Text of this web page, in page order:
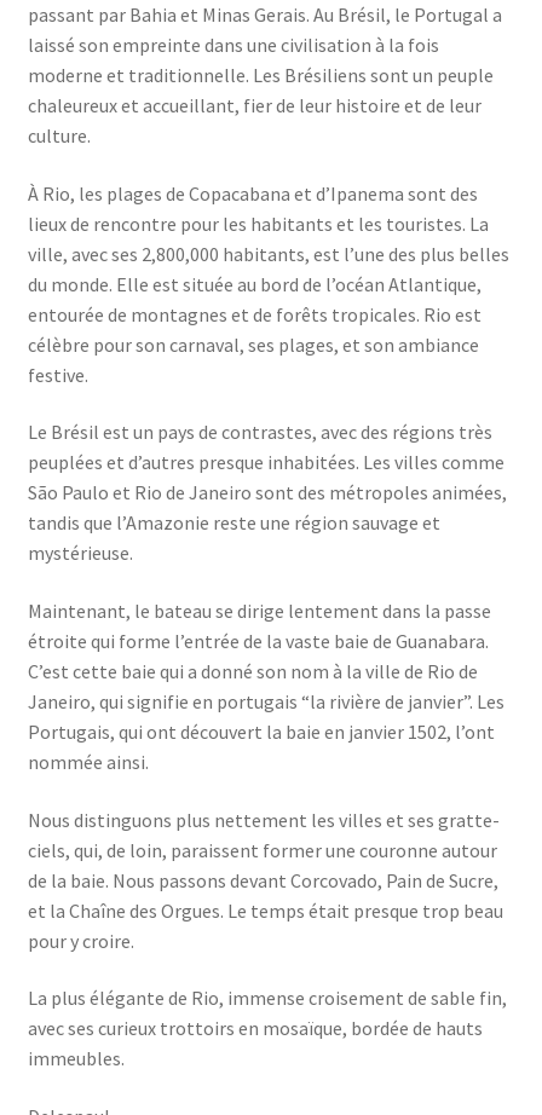
passant par Bahia et Minas Gerais. Au Brésil, le Portugal a
laissé son empreinte dans une civilisation à la fois
moderne et traditionnelle. Les Brésiliens sont un peuple
chaleureux et accueillant, fier de leur histoire et de leur
culture.
À Rio, les plages de Copacabana et d’Ipanema sont des
lieux de rencontre pour les habitants et les touristes. La
ville, avec ses 2,800,000 habitants, est l’une des plus belles
du monde. Elle est située au bord de l’océan Atlantique,
entourée de montagnes et de forêts tropicales. Rio est
célèbre pour son carnaval, ses plages, et son ambiance
festive.
Le Brésil est un pays de contrastes, avec des régions très
peuplées et d’autres presque inhabitées. Les villes comme
São Paulo et Rio de Janeiro sont des métropoles animées,
tandis que l’Amazonie reste une région sauvage et
mystérieuse.
Maintenant, le bateau se dirige lentement dans la passe
étroite qui forme l’entrée de la vaste baie de Guanabara.
C’est cette baie qui a donné son nom à la ville de Rio de
Janeiro, qui signifie en portugais “la rivière de janvier”. Les
Portugais, qui ont découvert la baie en janvier 1502, l’ont
nommée ainsi.
Nous distinguons plus nettement les villes et ses gratte-
ciels, qui, de loin, paraissent former une couronne autour
de la baie. Nous passons devant Corcovado, Pain de Sucre,
et la Chaîne des Orgues. Le temps était presque trop beau
pour y croire.
La plus élégante de Rio, immense croisement de sable fin,
avec ses curieux trottoirs en mosaïque, bordée de hauts
immeubles.